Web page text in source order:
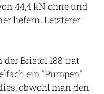
44,4 kN ohne und
liefern. Letzterer
der Bristol 188 trat
ein "Pumpen"
obwohl man den